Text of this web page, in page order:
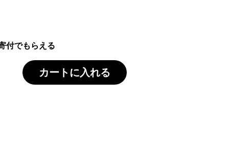
付でもらえる
カートに入れる